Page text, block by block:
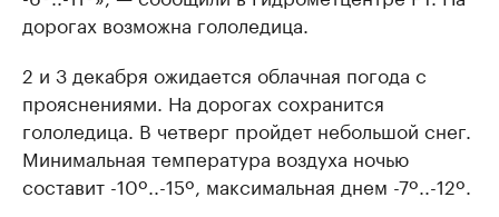
дорогах возможна гололедица.
2 и 3 декабря ожидается облачная погода с
прояснениями. На дорогах сохранится
гололедица. В четверг пройдет небольшой снег.
Минимальная температура воздуха ночью
составит -10º..-15º, максимальная днем -7º..-12º.